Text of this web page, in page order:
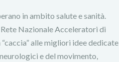
in ambito salute e sanità.
Nazionale Acceleratori di
alle migliori idee dedicate
e del movimento,